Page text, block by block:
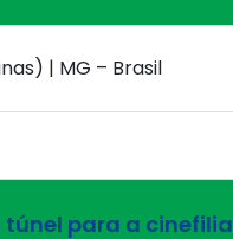
| MG – Brasil
túnel para a cinefilia